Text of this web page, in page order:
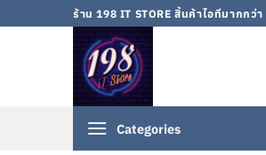
to
ร้าน 198 IT STORE สิ้นค้าไอทีมากกว่
Categories